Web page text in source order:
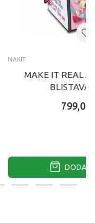
NAKIT
MAKE IT REAL
BLISTAVA
799,00
DODAJ